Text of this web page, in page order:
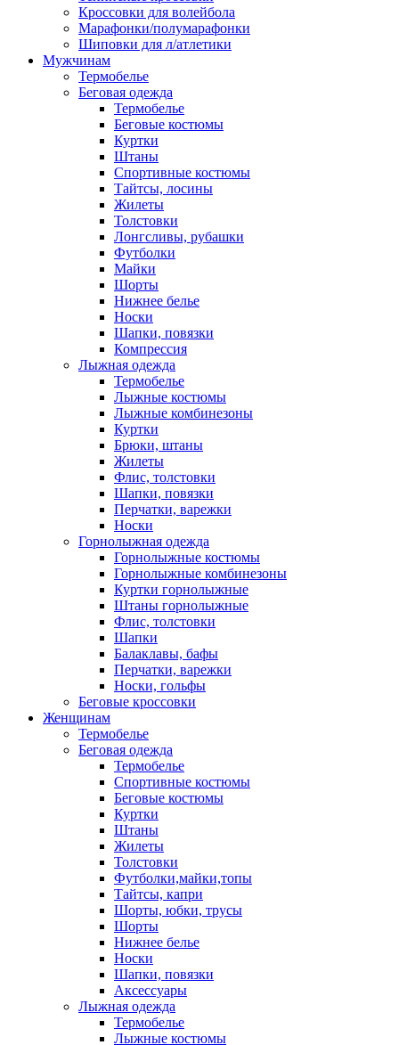
Кроссовки для волейбола
Марафонки/полумарафонки
Шиповки для л/атлетики
Мужчинам
Термобелье
Беговая одежда
Термобелье
Беговые костюмы
Куртки
Штаны
Спортивные костюмы
Тайтсы, лосины
Жилеты
Толстовки
Лонгсливы, рубашки
Футболки
Майки
Шорты
Нижнее белье
Носки
Шапки, повязки
Компрессия
Лыжная одежда
Термобелье
Лыжные костюмы
Лыжные комбинезоны
Куртки
Брюки, штаны
Жилеты
Флис, толстовки
Шапки, повязки
Перчатки, варежки
Носки
Горнолыжная одежда
Горнолыжные костюмы
Горнолыжные комбинезоны
Куртки горнолыжные
Штаны горнолыжные
Флис, толстовки
Шапки
Балаклавы, бафы
Перчатки, варежки
Носки, гольфы
Беговые кроссовки
Женщинам
Термобелье
Беговая одежда
Термобелье
Спортивные костюмы
Беговые костюмы
Куртки
Штаны
Жилеты
Толстовки
Футболки,майки,топы
Тайтсы, капри
Шорты, юбки, трусы
Шорты
Нижнее белье
Носки
Шапки, повязки
Аксессуары
Лыжная одежда
Термобелье
Лыжные костюмы